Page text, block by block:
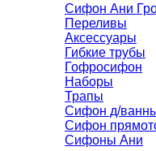
Сифон Ани
Переливы
Аксессуары
Гибкие трубы
Гофросифон
Наборы
Трапы
Сифон д/
Сифон
Сифоны Ани